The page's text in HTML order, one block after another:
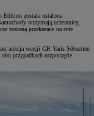
Edition została ustalona
otrzymają uczestnicy,
zostaną przekazane na cele
aukcja wersji GR Yaris Sébastien
przypadkach rozpoczęcie